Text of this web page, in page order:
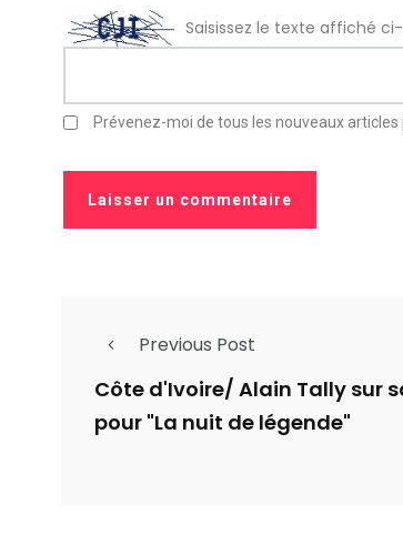
Saisissez le texte affiché
Prévenez-moi de tous les nouveaux articles
Previous Post
Côte d'Ivoire/ Alain Tally sur
pour "La nuit de légende"